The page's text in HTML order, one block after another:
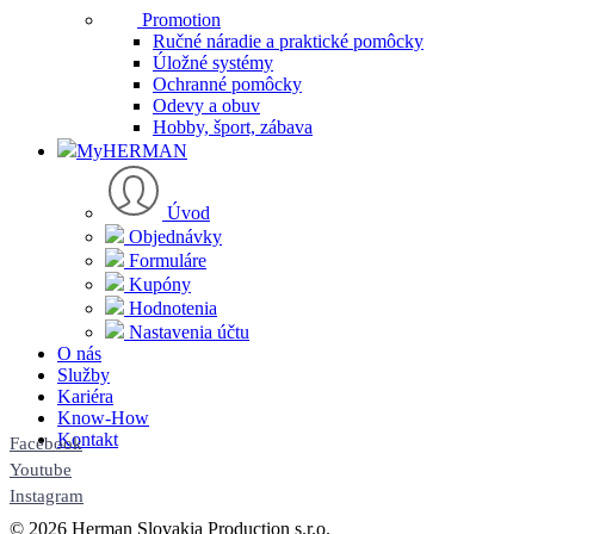
Promotion
Ručné náradie a praktické pomôcky
Úložné systémy
Ochranné pomôcky
Odevy a obuv
Hobby, šport, zábava
MyHERMAN
Úvod
Objednávky
Formuláre
Kupóny
Hodnotenia
Nastavenia účtu
O nás
Služby
Kariéra
Know-How
Kontakt
Facebook
Youtube
Instagram
© 2026 Herman Slovakia Production s.r.o.